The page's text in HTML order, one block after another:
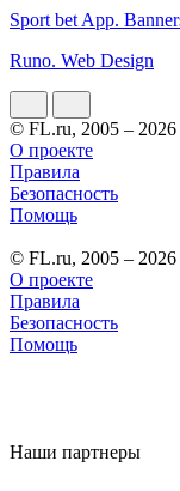
Sport bet App.
Runo. Web Design
© FL.ru, 2005 – 2026
О проекте
Правила
Безопасность
Помощь
© FL.ru, 2005 – 2026
О проекте
Правила
Безопасность
Помощь
Наши партнеры